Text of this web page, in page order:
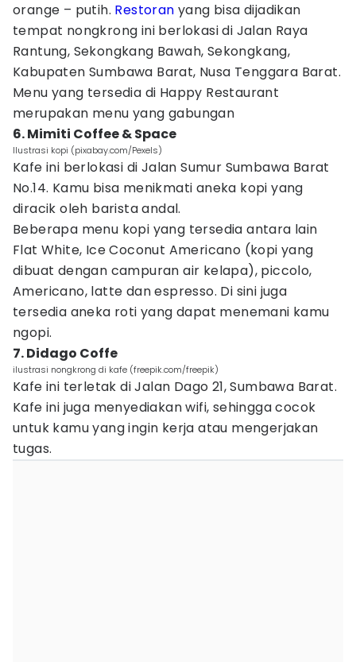
orange – putih. Restoran yang bisa dijadikan
tempat nongkrong ini berlokasi di Jalan Raya
Rantung, Sekongkang Bawah, Sekongkang,
Kabupaten Sumbawa Barat, Nusa Tenggara Barat.
Menu yang tersedia di Happy Restaurant
merupakan menu yang gabungan
6. Mimiti Coffee & Space
Ilustrasi kopi (pixabay.com/Pexels)
Kafe ini berlokasi di Jalan Sumur Sumbawa Barat
No.14. Kamu bisa menikmati aneka kopi yang
diracik oleh barista andal.
Beberapa menu kopi yang tersedia antara lain
Flat White, Ice Coconut Americano (kopi yang
dibuat dengan campuran air kelapa), piccolo,
Americano, latte dan espresso. Di sini juga
tersedia aneka roti yang dapat menemani kamu
ngopi.
7. Didago Coffe
ilustrasi nongkrong di kafe (freepik.com/freepik)
Kafe ini terletak di Jalan Dago 21, Sumbawa Barat.
Kafe ini juga menyediakan wifi, sehingga cocok
untuk kamu yang ingin kerja atau mengerjakan
tugas.